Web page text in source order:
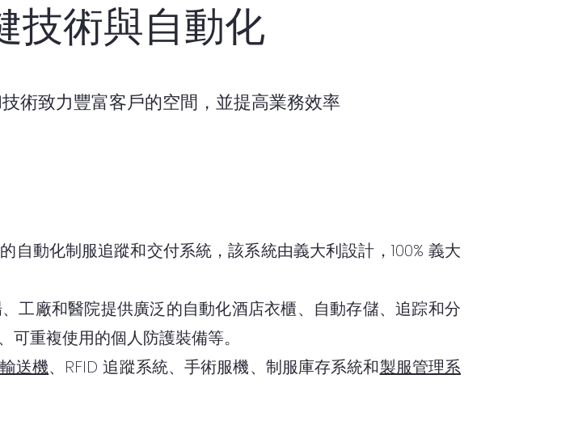
技術與自動化
術致力豐富客戶的空間，並提高業務效率
自動化制服追蹤和交付系統，該系統由義大利設計，100% 義大
工廠和醫院提供廣泛的自動化酒店衣櫃、自動存儲、追踪和分
重複使用的個人防護裝備等。
送機、RFID 追蹤系統、手術服機、制服庫存系統和製服管理系